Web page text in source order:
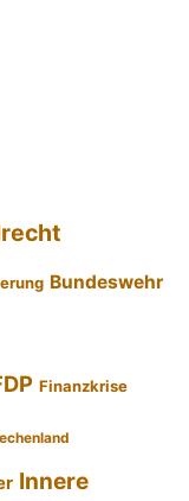
Bundeswehr
Finanzkrise
Innere